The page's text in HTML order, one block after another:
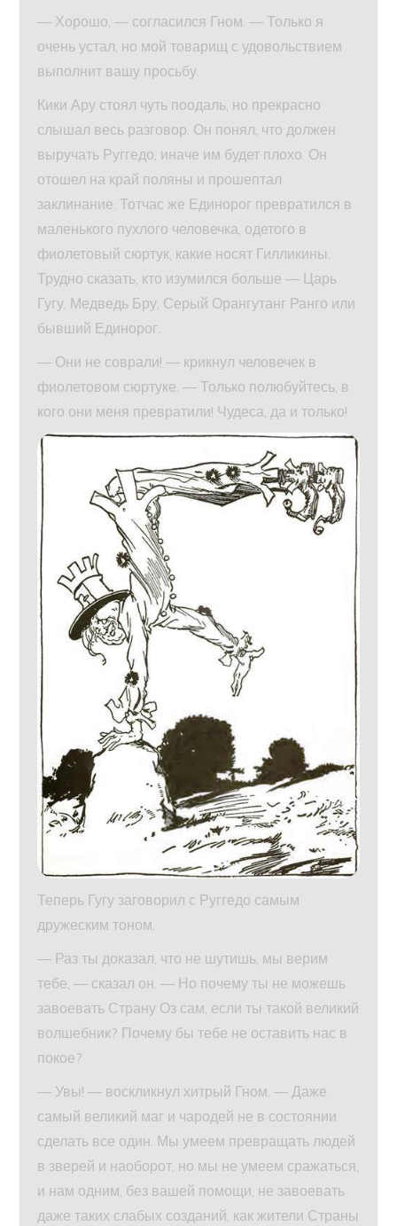
— Хорошо, — согласился Гном. — Только я
очень устал, но мой товарищ с удовольствием
выполнит вашу просьбу.
Кики Ару стоял чуть поодаль, но прекрасно
слышал весь разговор. Он понял, что должен
выручать Руггедо, иначе им будет плохо. Он
отошел на край поляны и прошептал
заклинание. Тотчас же Единорог превратился в
маленького пухлого человечка, одетого в
фиолетовый сюртук, какие носят Гилликины.
Трудно сказать, кто изумился больше — Царь
Гугу, Медведь Бру, Серый Орангутанг Ранго или
бывший Единорог.
— Они не соврали! — крикнул человечек в
фиолетовом сюртуке. — Только полюбуйтесь, в
кого они меня превратили! Чудеса, да и только!
Теперь Гугу заговорил с Руггедо самым
дружеским тоном.
— Раз ты доказал, что не шутишь, мы верим
тебе, — сказал он. — Но почему ты не можешь
завоевать Страну Оз сам, если ты такой великий
волшебник? Почему бы тебе не оставить нас в
покое?
— Увы! — воскликнул хитрый Гном. — Даже
самый великий маг и чародей не в состоянии
сделать все один. Мы умеем превращать людей
в зверей и наоборот, но мы не умеем сражаться,
и нам одним, без вашей помощи, не завоевать
даже таких слабых созданий, как жители Страны